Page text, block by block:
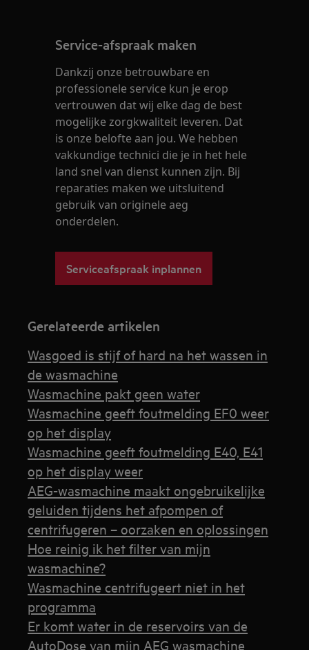
Service-afspraak maken
Dankzij onze betrouwbare en
professionele service kun je erop
vertrouwen dat wij elke dag de best
mogelijke zorgkwaliteit leveren. Dat
is onze belofte aan jou. We hebben
vakkundige technici die je in het hele
land snel van dienst kunnen zijn. Bij
reparaties maken we uitsluitend
gebruik van originele aeg
onderdelen.
Serviceafspraak inplannen
Gerelateerde artikelen
Wasgoed is stijf of hard na het wassen in
de wasmachine
Wasmachine pakt geen water
Wasmachine geeft foutmelding EF0 weer
op het display
Wasmachine geeft foutmelding E40, E41
op het display weer
AEG-wasmachine maakt ongebruikelijke
geluiden tijdens het afpompen of
centrifugeren – oorzaken en oplossingen
Hoe reinig ik het filter van mijn
wasmachine?
Wasmachine centrifugeert niet in het
programma
Er komt water in de reservoirs van de
AutoDose van mijn AEG wasmachine